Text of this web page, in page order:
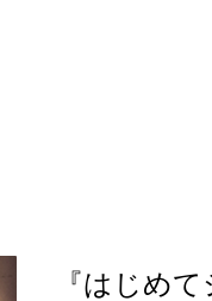
『はじめ